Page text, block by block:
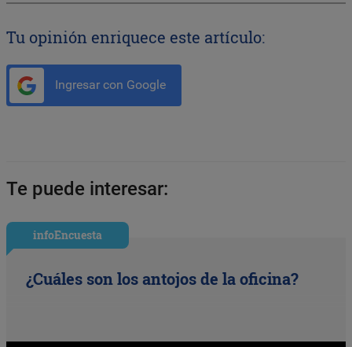
Tu opinión enriquece este artículo:
Ingresar con Google
Te puede interesar:
infoEncuesta
¿Cuáles son los antojos de la oficina?